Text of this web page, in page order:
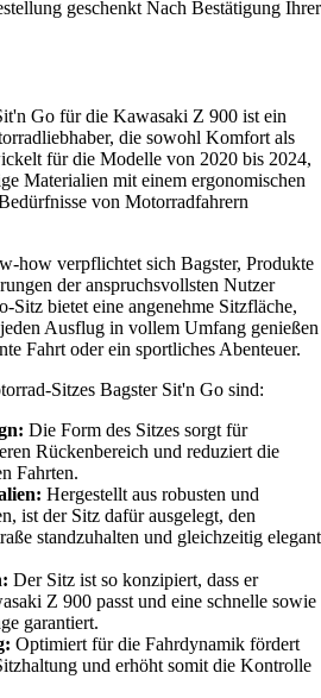
geschenkt Nach Bestätigung Ihrer
Go für die Kawasaki Z 900 ist ein
die sowohl Komfort als
für die Modelle von 2020 bis 2024,
Materialien mit einem ergonomischen
von Motorradfahrern
how verpflichtet sich Bagster, Produkte
der anspruchsvollsten Nutzer
Sitz bietet eine angenehme Sitzfläche,
Ausflug in vollem Umfang genießen
Fahrt oder ein sportliches Abenteuer.
Sitzes Bagster Sit'n Go sind:
Die Form des Sitzes sorgt für
Rückenbereich und reduziert die
Fahrten.
Hergestellt aus robusten und
ist der Sitz dafür ausgelegt, den
standzuhalten und gleichzeitig elegant
Der Sitz ist so konzipiert, dass er
Z 900 passt und eine schnelle sowie
garantiert.
Optimiert für die Fahrdynamik fördert
und erhöht somit die Kontrolle